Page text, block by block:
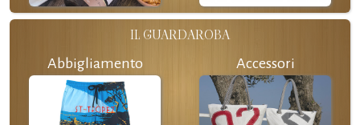
IL GUARDAROBA
Abbigliamento Accessori